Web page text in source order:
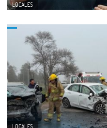
LOCALES
LOCALES